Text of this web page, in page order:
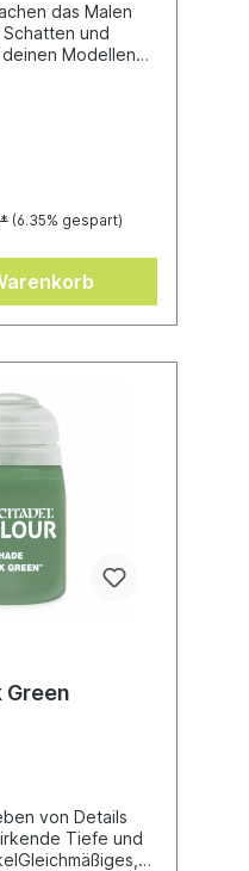
das Malen
und
Modellen
(6.35% gespart)
Green
von Details
Tiefe und